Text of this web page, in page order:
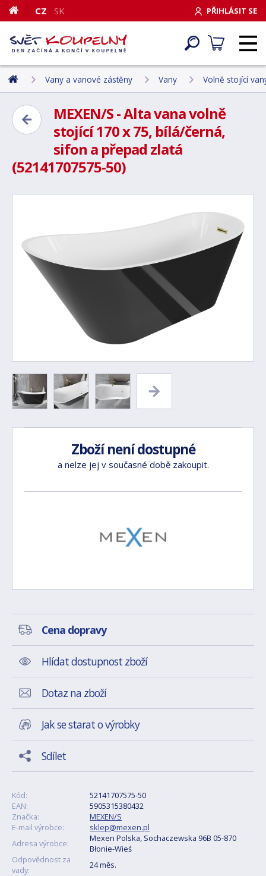
PŘIHLÁSIT SE
CZ SK
Vany a vanové zástěny Vany Volně stojící
MEXEN/S - Alta vana volně
stojící 170 x 75, bílá/černá,
sifon a přepad zlatá
(52141707575-50)
Zboží není dostupné
a nelze jej v současné době zakoupit.
Cena dopravy
Hlídat dostupnost zboží
Dotaz na zboží
Jak se starat o výrobky
Sdílet
Kód:
52141707575-50
EAN:
5905315380432
Značka:
MEXEN/S
E-mail výrobce:
sklep@mexen.pl
Adresa výrobce:
Mexen Polska, Sochaczewska 96B 05-870
Błonie-Wieś
Odpovědnost za
vady:
24 měs.